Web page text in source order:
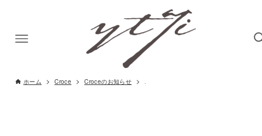
ホーム Croce Croceのお知らせ .